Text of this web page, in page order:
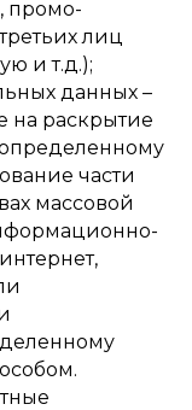
промо-
лиц
и т.д.);
данных –
на раскрытие
части
массовой